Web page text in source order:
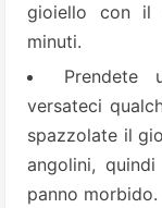
gioiello con il
minuti.
Prendete
versateci
spazzolate il
angolini,
panno morbido.